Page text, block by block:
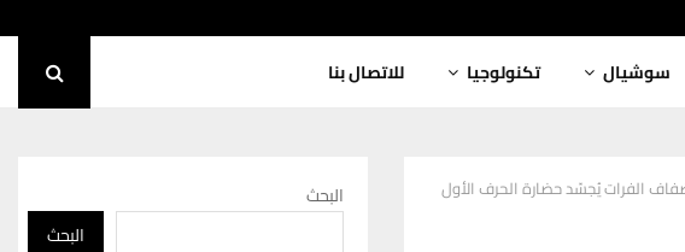
سوشيال تكنولوجيا للاتصال بنا
الفرات يُجسّد حضارة الحرف الأول
البحث
البحث